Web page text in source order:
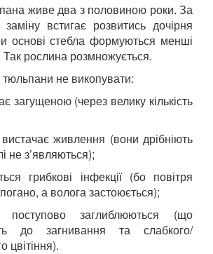
живе два з половиною роки. За
встигає розвитись дочірня
основі стебла формуються менші
Так рослина розмножується.
не викопувати:
загущеною (через велику кількість
живлення (вони дрібніють
не з’являються);
грибкові інфекції (бо повітря
а волога застоюється);
поступово заглиблюються (що
до загнивання та слабкого/
цвітіння).